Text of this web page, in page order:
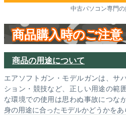
中古パソコン専門の
商品購入時のご注意
商品の用途について
エアソフトガン・モデルガンは、サ
ション・競技など、正しい用途の範
な環境での使用は思わぬ事故につな
身の用途に合ったモデルかどうかをあ